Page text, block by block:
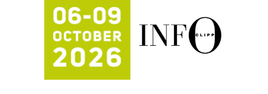
Potpuna efikasnost bez složenih
sistema
Trajna oznaka kao dugoročna korist
Bezbednost na prvom mestu!
IB BLUMENAUER - više od 40 godina
poverenja u industriji